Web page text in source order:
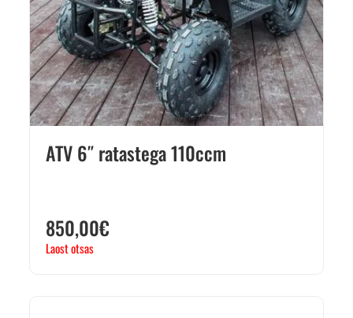
ATV 6″ ratastega 110ccm
850,00€
Laost otsas